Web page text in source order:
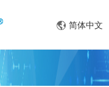
简体中文